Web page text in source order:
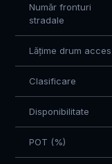
Număr fronturi
stradale
Lățime drum acces
Clasificare
Disponibilitate
POT (%)